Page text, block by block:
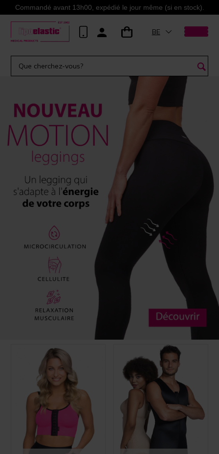
Commandé avant 13h00, expédié le jour même (si en stock).
BE